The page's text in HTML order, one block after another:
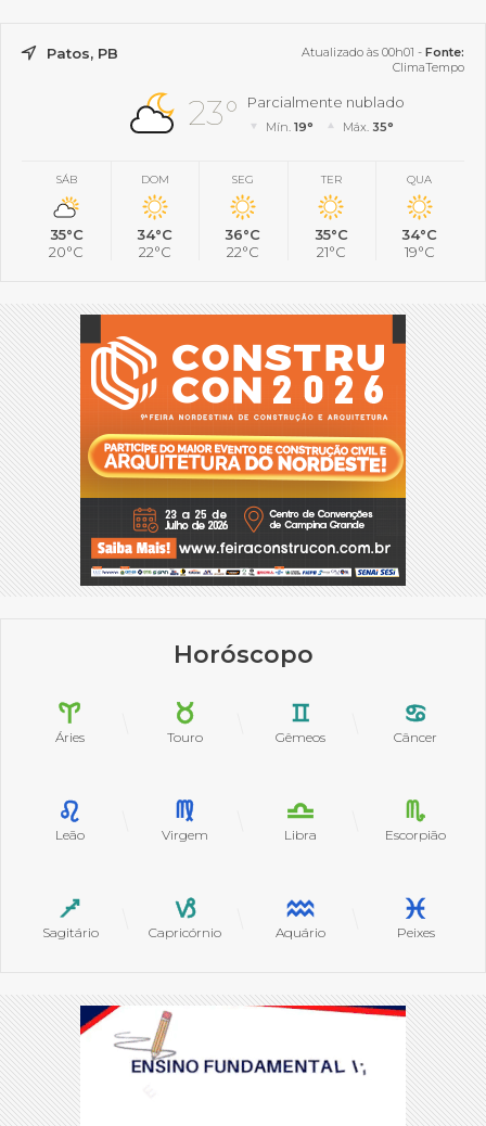
Patos, PB Atualizado às 00h01 - Fonte:
ClimaTempo
23° Parcialmente nublado
Mín.19° Máx. 35°
SÁB
35°C
20°C
DOM
34°C
22°C
SEG
36°C
22°C
TER
35°C
21°C
QUA
34°C
19°C
Horóscopo
Áries Touro Gêmeos Câncer
Leão Virgem Libra Escorpião
Sagitário Capricórnio Aquário Peixes